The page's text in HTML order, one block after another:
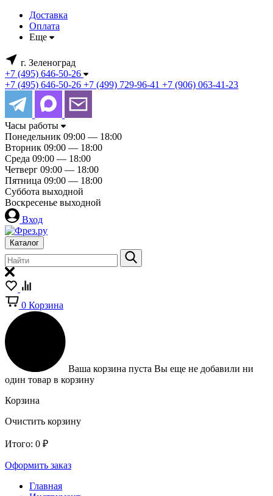
Доставка
Оплата
Еще
г. Зеленоград
+7 (495) 646-50-26
+7 (495) 646-50-26 +7 (499) 729-96-41 +7 (906) 063-41-23
Часы работы
Понедельник 09:00 — 18:00
Вторник 09:00 — 18:00
Среда 09:00 — 18:00
Четверг 09:00 — 18:00
Пятница 09:00 — 18:00
Суббота выходной
Воскресенье выходной
Вход
Каталог
0 Корзина
Ваша корзина пуста Вы еще не добавили ни
один товар в корзину
Корзина
Очистить корзину
Итого: 0 ₽
Оформить заказ
Главная